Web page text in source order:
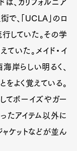
は、カリフォルニア
で、「UCLA」のロ
していた。その学
いた。メイド・イ
岸らしい明るく、
よく覚えている。
してボーイズやガー
たアイテム以外に
ャケットなどが並ん